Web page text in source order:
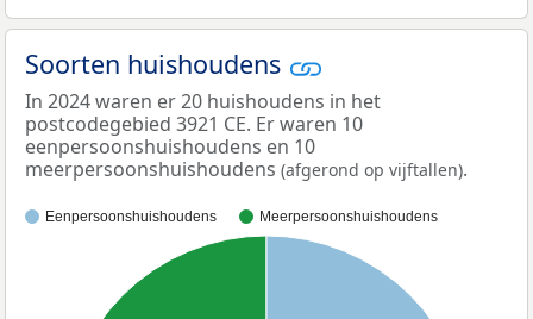
Soorten huishoudens
In 2024 waren er 20 huishoudens in het
postcodegebied 3921 CE. Er waren 10
eenpersoonshuishoudens en 10
meerpersoonshuishoudens (afgerond op vijftallen).
Eenpersoonshuishoudens Meerpersoonshuishoudens